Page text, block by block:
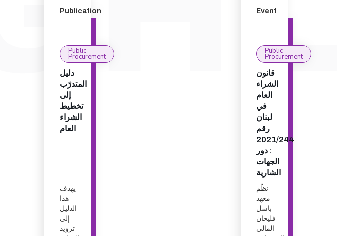
Publication
Public
Procurement
دليل
المتدرّب
إلى
تخطيط
الشراء
العام
يهدف
هذا
الدليل
إلى
تزويد
Event
Public
Procurement
قانون
الشراء
العام
في
لبنان
رقم
2021/244
: دور
الجهات
الشارية
نظّم
معهد
باسل
فليحان
المالي